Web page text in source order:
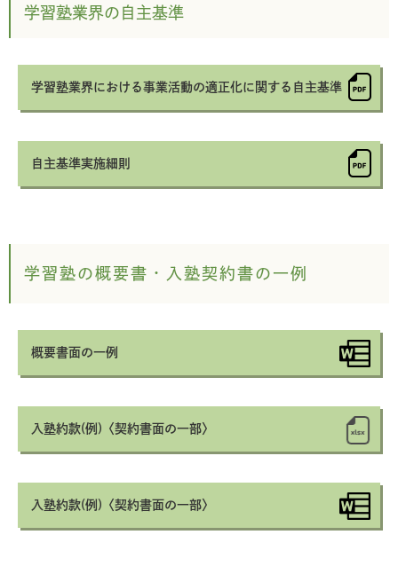
学習塾業界の自主基準
学習塾業界における事業活動の適正化に関する自主基準
自主基準実施細則
学習塾の概要書・入塾契約書の一例
概要書面の一例
入塾約款(例)〈契約書面の一部〉
入塾約款(例)〈契約書面の一部〉